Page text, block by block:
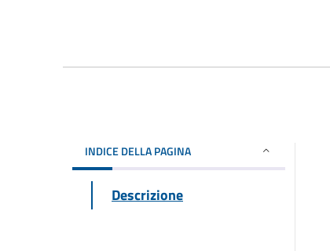
INDICE DELLA PAGINA
Descrizione